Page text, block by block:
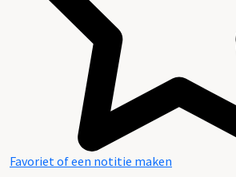
Favoriet of een notitie maken